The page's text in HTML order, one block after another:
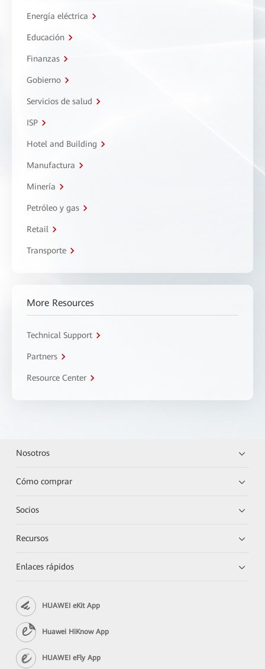
Energía eléctrica
Educación
Finanzas
Gobierno
Servicios de salud
ISP
Hotel and Building
Manufactura
Minería
Petróleo y gas
Retail
Transporte
More Resources
Technical Support
Partners
Resource Center
Nosotros
Cómo comprar
Socios
Recursos
Enlaces rápidos
HUAWEI eKit App
Huawei HiKnow App
HUAWEI eFly App